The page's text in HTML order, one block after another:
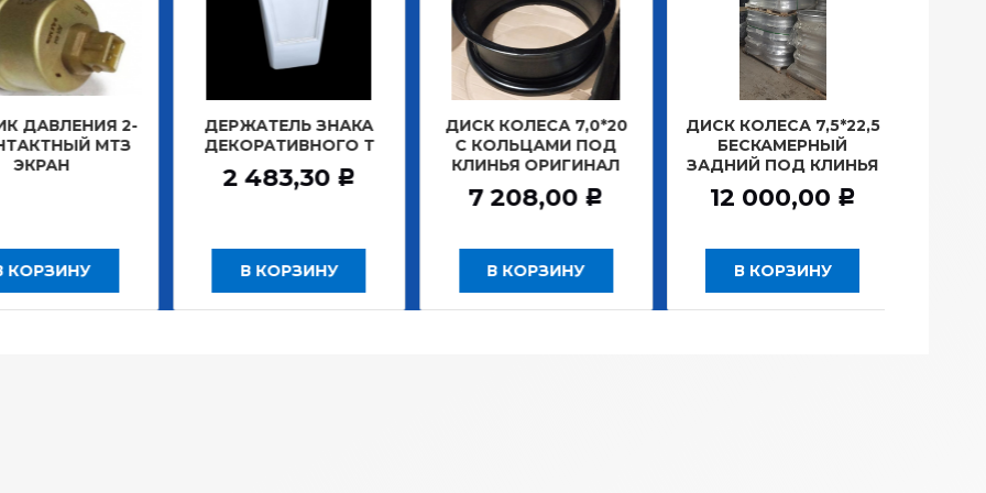
2-
МТЗ
ДЕРЖАТЕЛЬ ЗНАКА
ДЕКОРАТИВНОГО Т
2 483,30 Р
В КОРЗИНУ
ДИСК КОЛЕСА 7,0*20
С КОЛЬЦАМИ ПОД
КЛИНЬЯ ОРИГИНАЛ
7 208,00 Р
В КОРЗИНУ
ДИСК КОЛЕСА 7,5*22,5
БЕСКАМЕРНЫЙ
ЗАДНИЙ ПОД КЛИНЬЯ
12 000,00 Р
В КОРЗИНУ